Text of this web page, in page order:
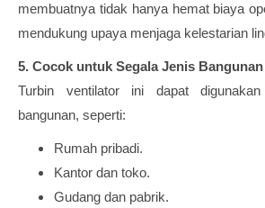
membuatnya tidak hanya hemat biaya
mendukung upaya menjaga kelestarian
5. Cocok untuk Segala Jenis Bangunan
Turbin ventilator ini dapat
bangunan, seperti:
Rumah pribadi.
Kantor dan toko.
Gudang dan pabrik.